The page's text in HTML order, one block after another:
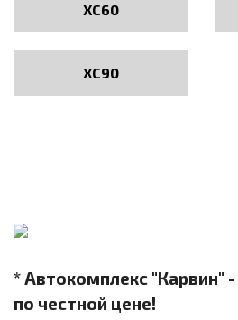
XC60
XC90
* Автокомплекс "Карвин"
по честной цене!